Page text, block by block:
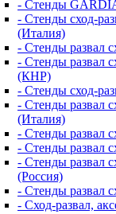
- Стенды
- Стенды сход-
(Италия)
- Стенды развал
- Стенды развал
(КНР)
- Стенды сход-
- Стенды развал
(Италия)
- Стенды развал
- Стенды развал
- Стенды развал
(Россия)
- Стенды развал
- Сход-развал,